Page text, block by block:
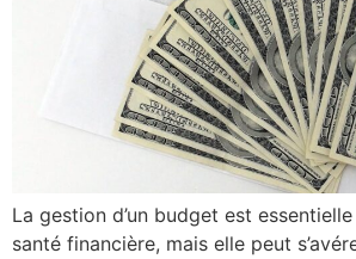
La gestion d’un budget est
santé financière, mais elle peut